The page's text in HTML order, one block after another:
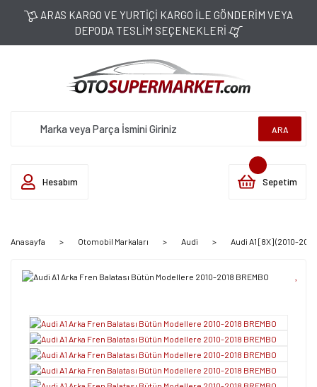
ARAS KARGO VE YURTİÇİ KARGO İLE GÖNDERİM VEYA
DEPODA TESLİM SEÇENEKLERİ
ARA
Hesabım Sepetim
Anasayfa Otomobil Markaları Audi Audi A1 [8X] (2010-